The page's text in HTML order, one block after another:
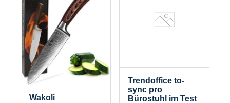
Wakoli
Trendoffice to-
sync pro
Bürostuhl im Test